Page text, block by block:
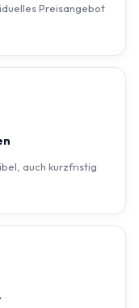
Preisangebot
auch kurzfristig